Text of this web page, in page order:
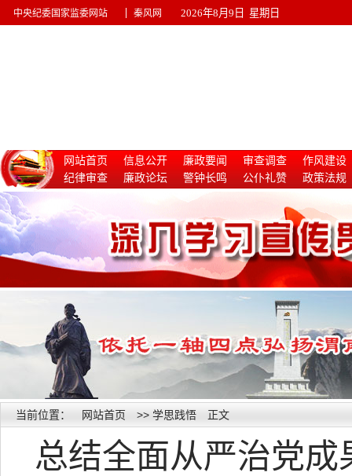
中央纪委国家监委网站 秦风网 2026年8月9日 星期日
网站首页 信息公开 廉政要闻 审查调查
作风建设
纪律审查
廉政论坛 警钟长鸣 公仆礼赞
政策法规
当前位置： 网站首页 >> 学思践悟 正文
总结全面从严治党